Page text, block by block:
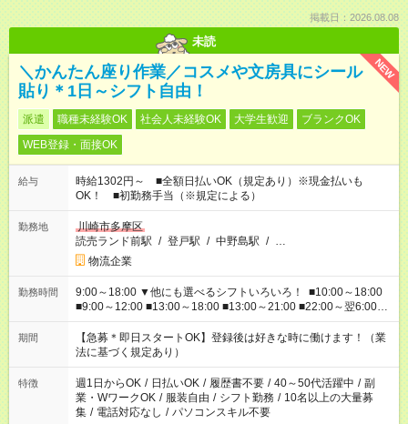
掲載日：2026.08.08
未読
NEW
＼かんたん座り作業／コスメや文房具にシール
貼り＊1日～シフト自由！
派遣 職種未経験OK 社会人未経験OK 大学生歓迎
ブランクOK
WEB登録・面接OK
給与
時給1302円～ ■全額日払いOK（規定あり）※現金払いも
OK！ ■初勤務手当（※規定による）
勤務地
川崎市多摩区
読売ランド前駅 / 登戸駅 / 中野島駅 / …
物流企業
勤務時間
9:00～18:00 ▼他にも選べるシフトいろいろ！ ■10:00～18:00
■9:00～12:00 ■13:00～18:00 ■13:00～21:00 ■22:00～翌6:00
など あなたの希望を教えてください！
期間
【急募＊即日スタートOK】登録後は好きな時に働けます！（業
法に基づく規定あり）
特徴 週1日からOK / 日払いOK / 履歴書不要 / 40～50代活躍中 / 副
業・WワークOK / 服装自由 / シフト勤務 / 10名以上の大量募
集 / 電話対応なし / パソコンスキル不要